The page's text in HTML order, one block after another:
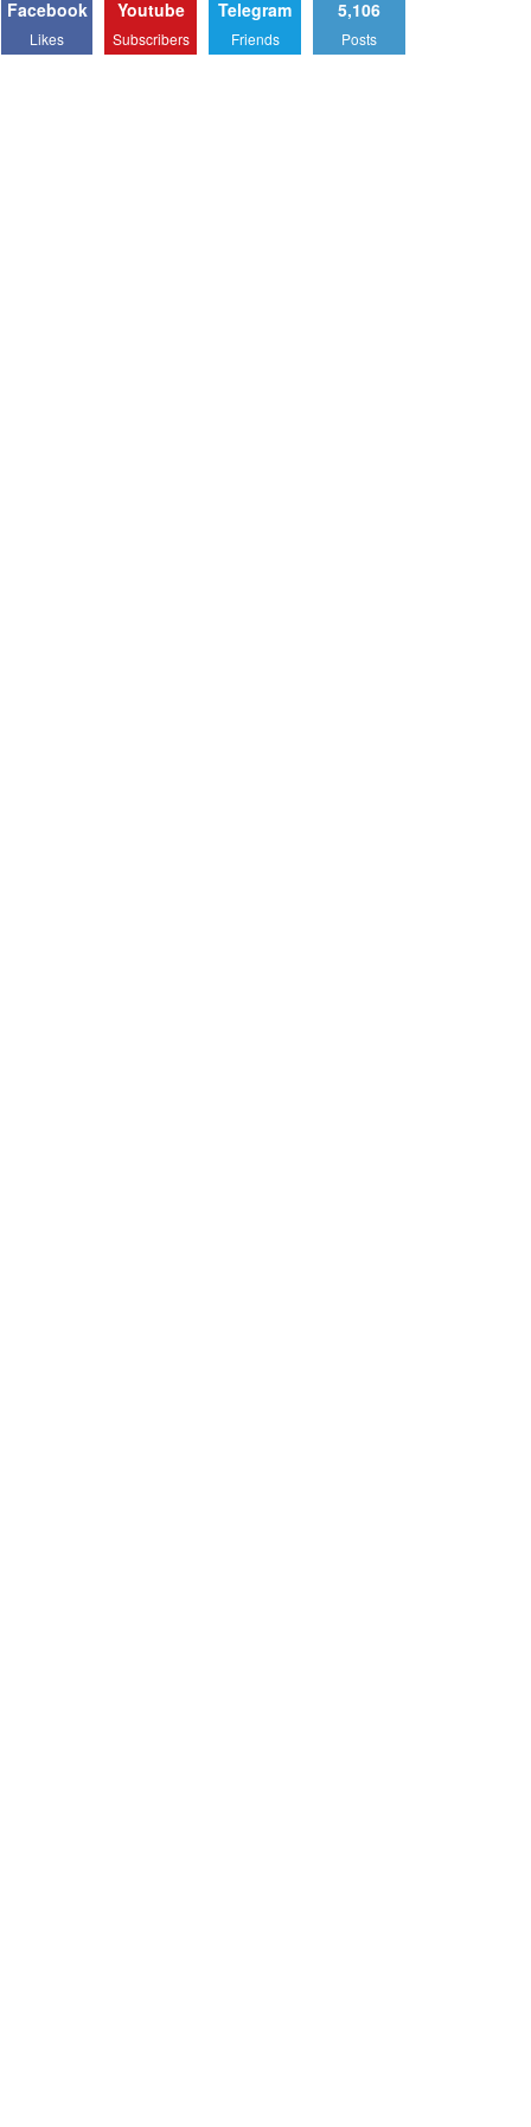
Facebook
Likes
Youtube
Subscribers
Telegram
Friends
5,106
Posts